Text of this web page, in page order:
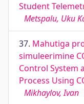
Student
Metspalu, Uku
37. Mahutiga
simuleerimine
Control System
Process Using
Mikhaylov, Ivan